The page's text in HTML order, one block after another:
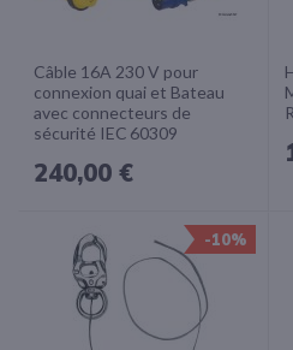
Câble 16A 230 V pour
connexion quai et Bateau
avec connecteurs de
sécurité IEC 60309
240,00 €
-10%